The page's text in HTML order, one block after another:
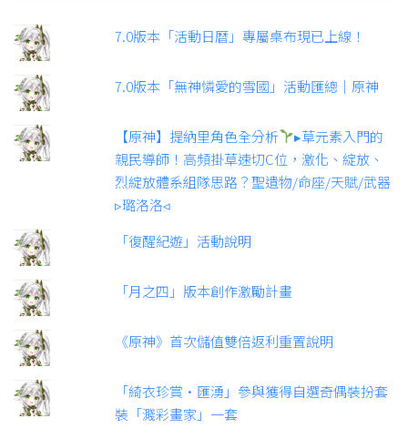
7.0版本「活動日曆」專屬桌布現已上線！
7.0版本「無神憐愛的雪國」活動匯總｜原神
【原神】提納里角色全分析
▸草元素入門的
親民導師！高頻掛草速切C位，激化、綻放、
烈綻放體系組隊思路？聖遺物/命座/天賦/武器
▹璐洛洛◃
「復醒紀遊」活動說明
「月之四」版本創作激勵計畫
《原神》首次儲值雙倍返利重置說明
「綺衣珍賞·匯湧」參與獲得自選奇偶裝扮套
裝「濺彩畫家」一套